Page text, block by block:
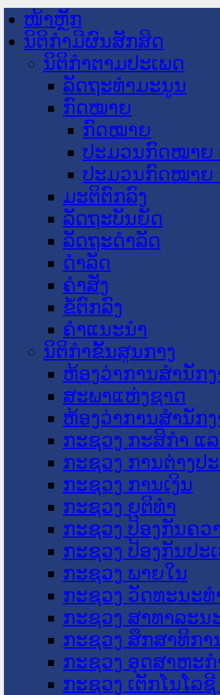
ໜ້າຫຼັກ
ນິຕິກໍາມີຜົນສັກສິດ
ນິຕິກໍາຕາມປະເພດ
ລັດຖະທໍາມະນູນ
ກົດໝາຍ
ກົດໝາຍ
ປະມວນກົດໝາຍ
ປະມວນກົດໝາຍ
ມະຕິຕົກລົງ
ລັດຖະບັນຍັດ
ລັດຖະດໍາລັດ
ດໍາລັດ
ຄໍາສັ່ງ
ຂໍ້ຕົກລົງ
ຄໍາແນະນໍາ
ນິຕິກໍາຂັ້ນສູນກາງ
ຫ້ອງວ່າການສໍານັກ
ສະພາແຫ່ງຊາດ
ຫ້ອງວ່າການສຳນັກ
ກະຊວງ ກະສິກຳ ແ
ກະຊວງ ການຕ່າງປ
ກະຊວງ ການເງິນ
ກະຊວງ ຍຸຕິທໍາ
ກະຊວງ ປ້ອງກັນຄວ
ກະຊວງ ປ້ອງກັນປະ
ກະຊວງ ພາຍໃນ
ກະຊວງ ວັດທະນະ
ກະຊວງ ສາທາລະນ
ກະຊວງ ສຶກສາທິກາ
ກະຊວງ ອຸດສາຫະ
ກະຊວງ ເຕັກໂນໂລ